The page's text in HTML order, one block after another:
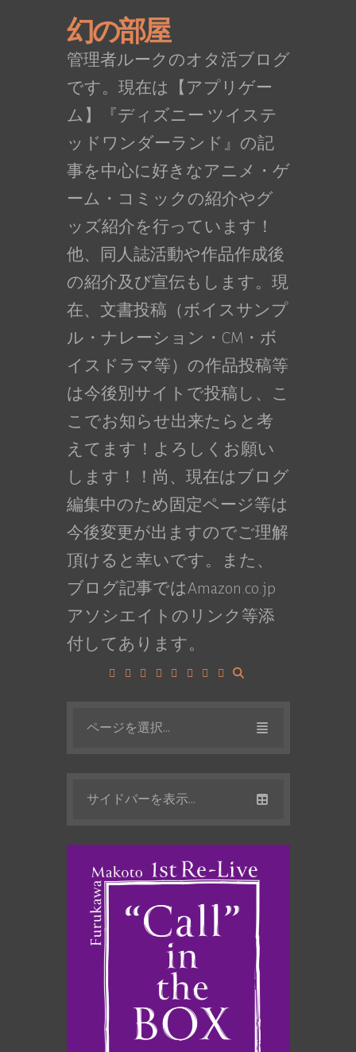
幻の部屋
管理者ルークのオタ活ブログ
です。現在は【アプリゲー
ム】『ディズニー ツイステ
ッドワンダーランド』の記
事を中心に好きなアニメ・ゲ
ーム・コミックの紹介やグ
ッズ紹介を行っています！
他、同人誌活動や作品作成後
の紹介及び宣伝もします。現
在、文書投稿（ボイスサンプ
ル・ナレーション・CM・ボ
イスドラマ等）の作品投稿等
は今後別サイトで投稿し、こ
こでお知らせ出来たらと考
えてます！よろしくお願い
します！！尚、現在はブログ
編集中のため固定ページ等は
今後変更が出ますのでご理解
頂けると幸いです。また、
ブログ記事ではAmazon.co.jp
アソシエイトのリンク等添
付してあります。
ページを選択...
サイドバーを表示...